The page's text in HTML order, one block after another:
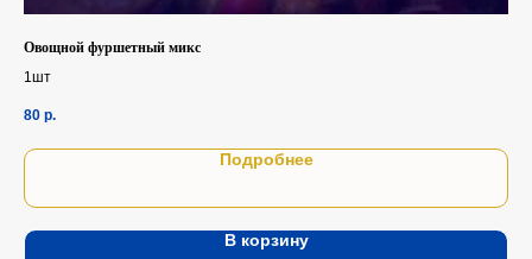
Овощной фуршетный микс
1шт
80 р.
Подробнее
В корзину